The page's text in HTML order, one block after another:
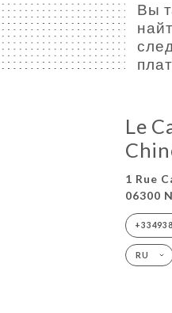
Вы
Le
1 Rue
06300
RU